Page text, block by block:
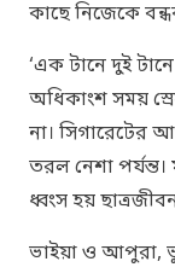
কাছে নিজেকে
‘এক টানে দুই
অধিকাংশ সময়
না। সিগারেটের
তরল নেশা
ধ্বংস হয়
ভাইয়া ও আপুরা,